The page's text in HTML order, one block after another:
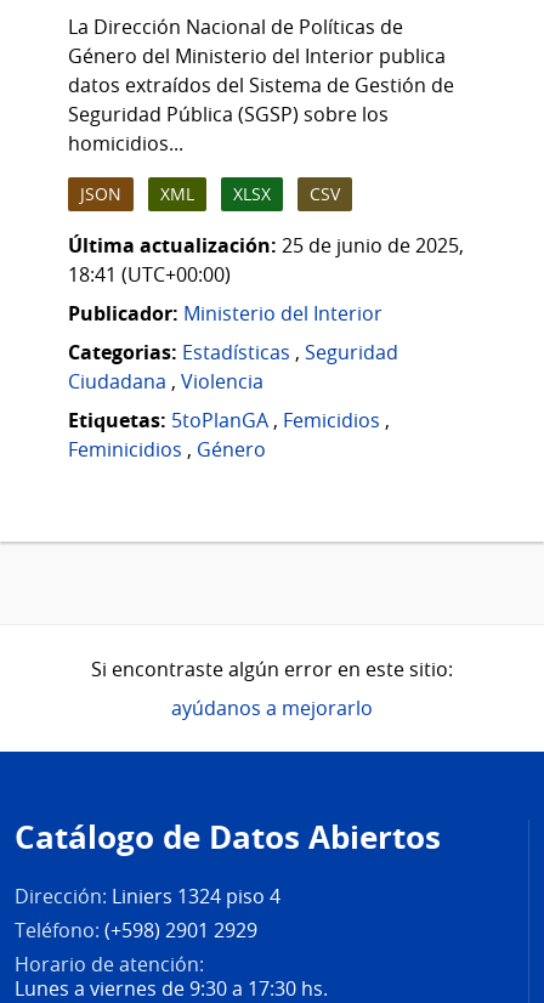
La Dirección Nacional de Políticas de
Género del Ministerio del Interior publica
datos extraídos del Sistema de Gestión de
Seguridad Pública (SGSP) sobre los
homicidios...
JSON XML XLSX CSV
Última actualización: 25 de junio de 2025,
18:41 (UTC+00:00)
Publicador: Ministerio del Interior
Categorias: Estadísticas , Seguridad
Ciudadana , Violencia
Etiquetas: 5toPlanGA , Femicidios ,
Feminicidios , Género
Si encontraste algún error en este sitio:
ayúdanos a mejorarlo
de
página
Catálogo de Datos Abiertos
Dirección: Liniers 1324 piso 4
Teléfono: (+598) 2901 2929
Horario de atención:
Lunes a viernes de 9:30 a 17:30 hs.